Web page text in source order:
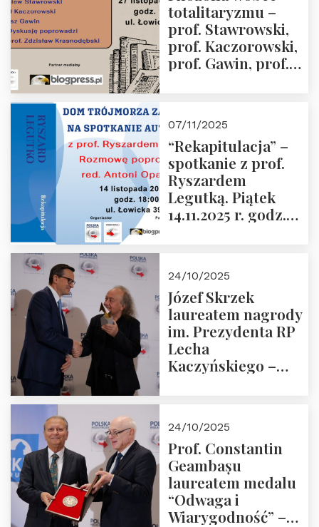
grudnia 2025 r.
godz. 18:00.
totalitaryzmu –
prof. Stawrowski,
prof. Kaczorowski,
prof. Gawin, prof.
07/11/2025
“Rekapitulacja” –
spotkanie z prof.
Ryszardem
Legutką. Piątek
14.11.2025 r. godz.
24/10/2025
Józef Skrzek
laureatem nagrody
im. Prezydenta RP
Lecha
Kaczyńskiego –
24/10/2025
Prof. Constantin
Geambașu
laureatem medalu
“Odwaga i
Wiarygodność” –